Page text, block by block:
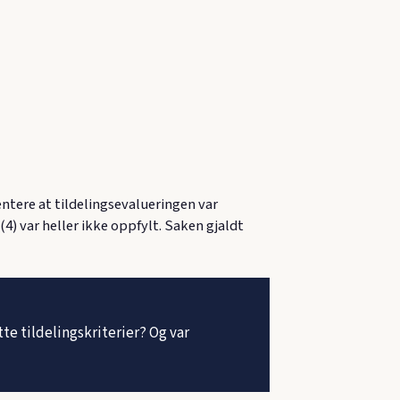
at tildelingsevalueringen var
var heller ikke oppfylt. Saken gjaldt
tildelingskriterier? Og var